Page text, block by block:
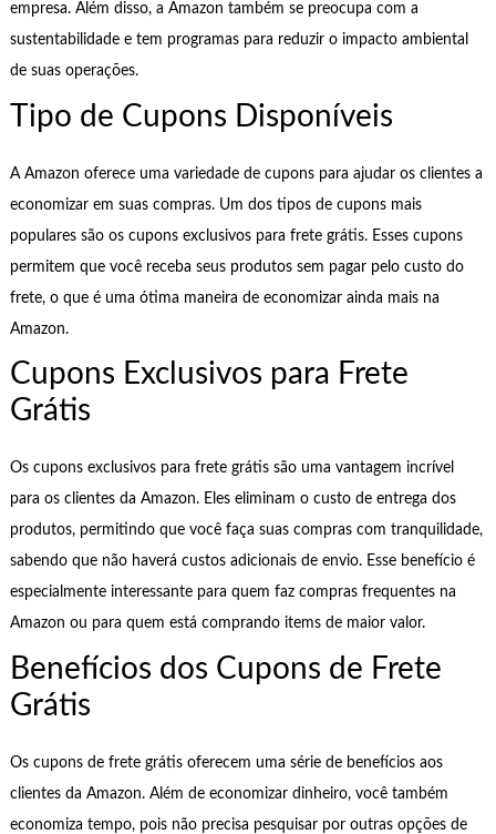
empresa. Além disso, a Amazon também se preocupa com a
sustentabilidade e tem programas para reduzir o impacto ambiental
de suas operações.
Tipo de Cupons Disponíveis
A Amazon oferece uma variedade de cupons para ajudar os clientes a
economizar em suas compras. Um dos tipos de cupons mais
populares são os cupons exclusivos para frete grátis. Esses cupons
permitem que você receba seus produtos sem pagar pelo custo do
frete, o que é uma ótima maneira de economizar ainda mais na
Amazon.
Cupons Exclusivos para Frete
Grátis
Os cupons exclusivos para frete grátis são uma vantagem incrível
para os clientes da Amazon. Eles eliminam o custo de entrega dos
produtos, permitindo que você faça suas compras com tranquilidade,
sabendo que não haverá custos adicionais de envio. Esse benefício é
especialmente interessante para quem faz compras frequentes na
Amazon ou para quem está comprando items de maior valor.
Benefícios dos Cupons de Frete
Grátis
Os cupons de frete grátis oferecem uma série de benefícios aos
clientes da Amazon. Além de economizar dinheiro, você também
economiza tempo, pois não precisa pesquisar por outras opções de